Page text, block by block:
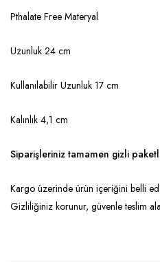
Pthalate Free Materyal
Uzunluk 24 cm
Kullanılabilir Uzunluk 17 cm
Kalınlık 4,1 cm
Siparişleriniz tamamen gizli
Kargo üzerinde ürün içeriğini belli
Gizliliğiniz korunur, güvenle teslim